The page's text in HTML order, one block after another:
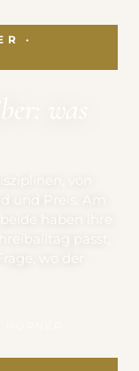
·
von
und Preis. Am
haben ihre
passt,
wo der